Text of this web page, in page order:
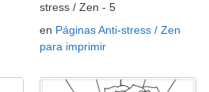
stress / Zen - 5
en Páginas Anti-stress / Zen
para imprimir